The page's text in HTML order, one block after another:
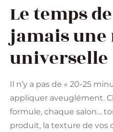
Le temps
jamais une
universelle
Il n’y a pas de « 20-25
appliquer aveuglément.
formule, chaque salon…
produit, la texture de vos